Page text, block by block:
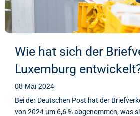
Wie hat sich der
Luxemburg
08 Mai 2024
Bei der Deutschen Post hat der
von 2024 um 6,6 % abgenommen, was